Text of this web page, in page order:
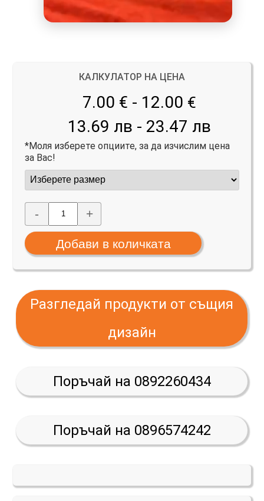
КАЛКУЛАТОР НА ЦЕНА
7.00 € - 12.00 €
13.69 лв - 23.47 лв
*Моля изберете опциите, за да изчислим цена
за Вас!
- +
Разгледай продукти от същия
дизайн
Поръчай на 0892260434
Поръчай на 0896574242